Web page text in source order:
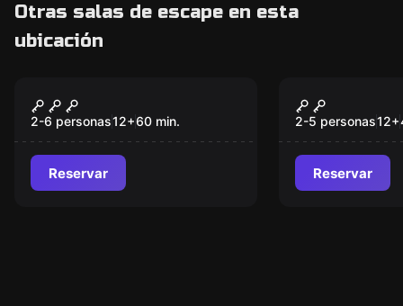
Otras salas de escape en esta
ubicación
Habitación 669
2-6 personas12+60 min.
Reservar
Nuevo
Daniela y
Pirata.
2-5 personas12+
Reservar